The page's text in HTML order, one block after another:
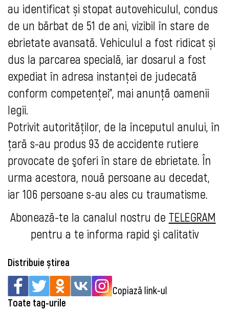
au identificat și stopat autovehiculul, condus
de un bărbat de 51 de ani, vizibil în stare de
ebrietate avansată. Vehiculul a fost ridicat și
dus la parcarea specială, iar dosarul a fost
expediat în adresa instanței de judecată
conform competenței", mai anunţă oamenii
legii.
Potrivit autorităţilor, de la începutul anului, în
țară s-au produs 93 de accidente rutiere
provocate de şoferi în stare de ebrietate. În
urma acestora, nouă persoane au decedat,
iar 106 persoane s-au ales cu traumatisme.
Abonează-te la canalul nostru de TELEGRAM
pentru a te informa rapid şi calitativ
Distribuie știrea
Copiază link-ul
Toate tag-urile